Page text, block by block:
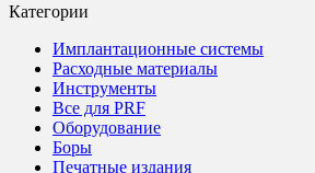
Категории
Имплантационные системы
Расходные материалы
Инструменты
Все для PRF
Оборудование
Боры
Печатные издания